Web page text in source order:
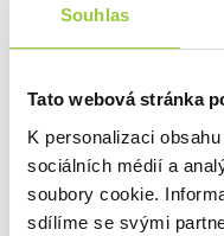
Souhlas
Tato webová stránka
K personalizaci
sociálních médií a
soubory cookie.
sdílíme se svými